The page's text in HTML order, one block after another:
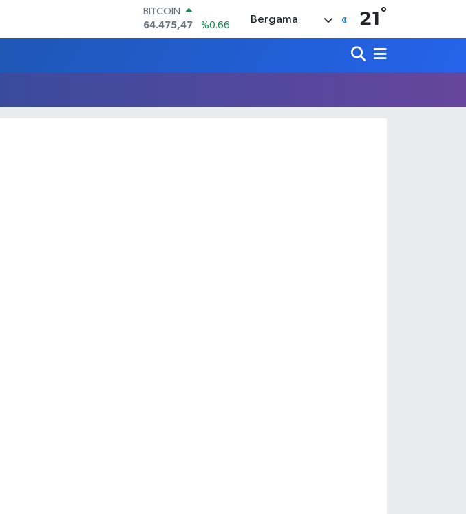
BITCOIN
64.475,47
%0.66
DOLAR
64,2534
%0.22
Bergama 21 °